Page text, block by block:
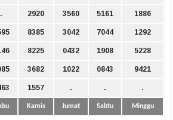
. 2920 3560 5161 1886
8385 3042 7044 1292
8225 0432 1908 5228
3682 1022 0843 9421
1557 . . .
Kamis Jumat Sabtu Minggu